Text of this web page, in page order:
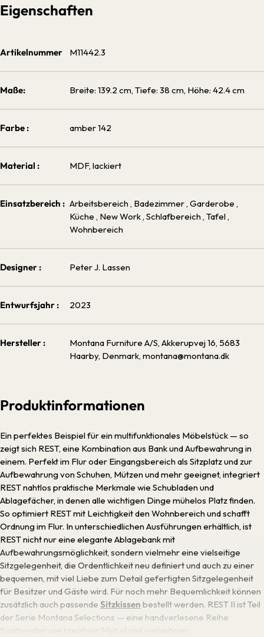
Eigenschaften
Artikelnummer M11442.3
Maße: Breite: 139.2 cm, Tiefe: 38 cm, Höhe: 42.4 cm
Farbe : amber 142
Material : MDF, lackiert
Einsatzbereich : Arbeitsbereich , Badezimmer , Garderobe ,
Küche , New Work , Schlafbereich , Tafel ,
Wohnbereich
Designer : Peter J. Lassen
Entwurfsjahr : 2023
Hersteller :
Montana Furniture A/S, Akkerupvej 16, 5683
Haarby, Denmark, montana@montana.dk
Produktinformationen
Ein perfektes Beispiel für ein multifunktionales Möbelstück — so
zeigt sich REST, eine Kombination aus Bank und Aufbewahrung in
einem. Perfekt im Flur oder Eingangsbereich als Sitzplatz und zur
Aufbewahrung von Schuhen, Mützen und mehr geeignet, integriert
REST nahtlos praktische Merkmale wie Schubladen und
Ablagefächer, in denen alle wichtigen Dinge mühelos Platz finden.
So optimiert REST mit Leichtigkeit den Wohnbereich und schafft
Ordnung im Flur. In unterschiedlichen Ausführungen erhältlich, ist
REST nicht nur eine elegante Ablagebank mit
Aufbewahrungsmöglichkeit, sondern vielmehr eine vielseitige
Sitzgelegenheit, die Ordentlichkeit neu definiert und auch zu einer
bequemen, mit viel Liebe zum Detail gefertigten Sitzgelegenheit
für Besitzer und Gäste wird. Für noch mehr Bequemlichkeit können
zusätzlich auch passende Sitzkissen bestellt werden. REST II ist Teil
der Serie Montana Selections — eine handverlesene Reihe